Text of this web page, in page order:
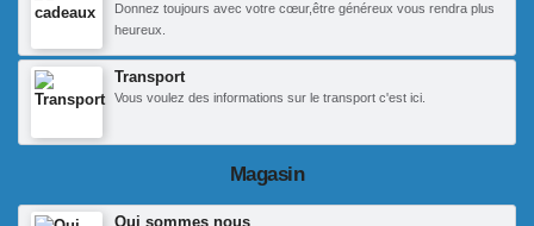
Donnez toujours avec votre cœur,être généreux vous rendra plus
heureux.
Transport
Vous voulez des informations sur le transport c'est ici.
Magasin
Qui sommes nous